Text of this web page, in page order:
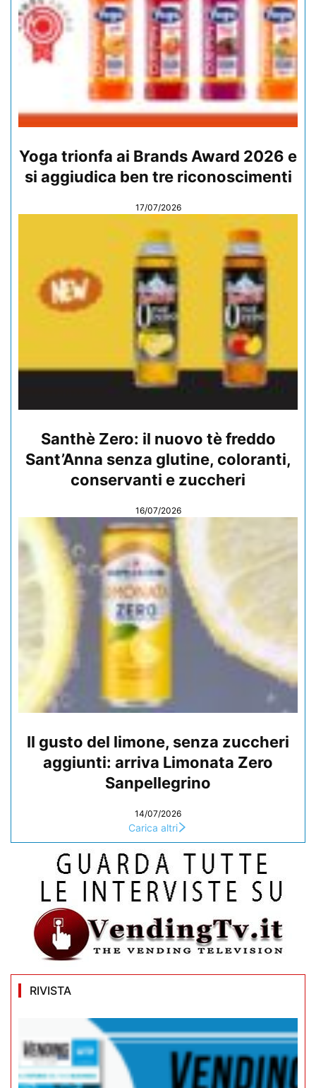
Yoga trionfa ai Brands Award 2026 e
si aggiudica ben tre riconoscimenti
17/07/2026
Santhè Zero: il nuovo tè freddo
Sant’Anna senza glutine, coloranti,
conservanti e zuccheri
16/07/2026
Il gusto del limone, senza zuccheri
aggiunti: arriva Limonata Zero
Sanpellegrino
14/07/2026
Carica altri
RIVISTA